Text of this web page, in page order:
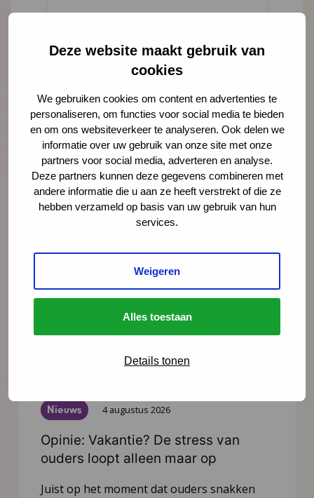
Deze website maakt gebruik van
cookies
We gebruiken cookies om content en advertenties te
personaliseren, om functies voor social media te bieden
en om ons websiteverkeer te analyseren. Ook delen we
informatie over uw gebruik van onze site met onze
partners voor social media, adverteren en analyse.
Deze partners kunnen deze gegevens combineren met
andere informatie die u aan ze heeft verstrekt of die ze
hebben verzameld op basis van uw gebruik van hun
services.
Weigeren
Alles toestaan
Details tonen
Deel deze pagina Via LinkedIn
Via e-mail
Via WhatsApp
Kopieer link
Meer nieuws
Nieuws 4 augustus 2026
Opinie: Vakantie? De stress van
ouders loopt alleen maar op
Juist op het moment dat ouders snakken